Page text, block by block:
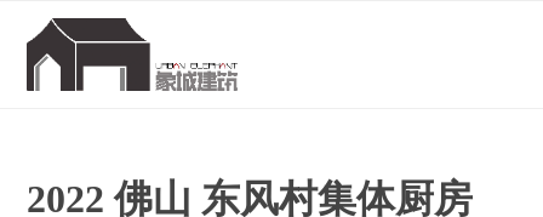
2022 佛山 东风村集体厨房